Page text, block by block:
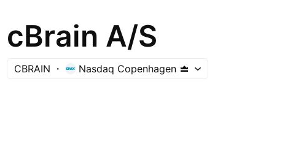
cBrain A/S
CBRAIN Nasdaq Copenhagen